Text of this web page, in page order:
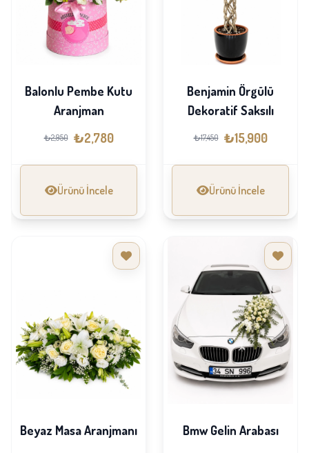
Balonlu Pembe Kutu
Aranjman
₺2,950 ₺2,780
Ürünü İncele
Benjamin Örgülü
Dekoratif Saksılı
₺17,450 ₺15,900
Ürünü İncele
Beyaz Masa Aranjmanı Bmw Gelin Arabası